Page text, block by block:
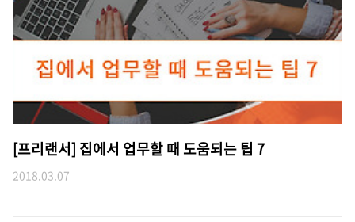
[프리랜서] 집에서 업무할 때 도움되는 팁 7
2018.03.07